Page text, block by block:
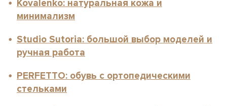
Kovalenko: натуральная кожа и
минимализм
Studio Sutoria: большой выбор моделей и
ручная работа
PERFETTO: обувь с ортопедическими
стельками